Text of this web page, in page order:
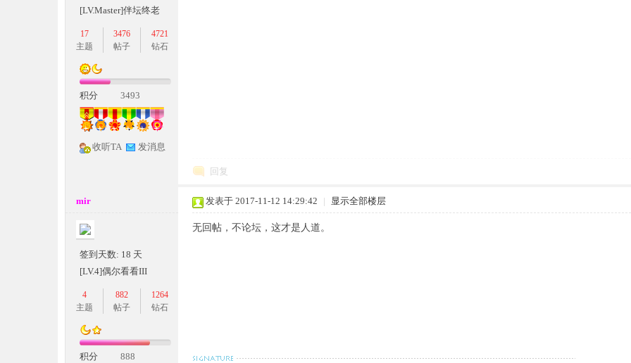
条
龙,
[LV.Master]伴坛终老
17
主题
3476
帖子
4721
钻石
积分 3493
收听TA 发消息
回复
mir
签到天数: 18 天
[LV.4]偶尔看看III
4
主题
882
帖子
1264
钻石
积分 888
发表于 2017-11-12 14:29:42 | 显示全部楼层
无回帖，不论坛，这才是人道。